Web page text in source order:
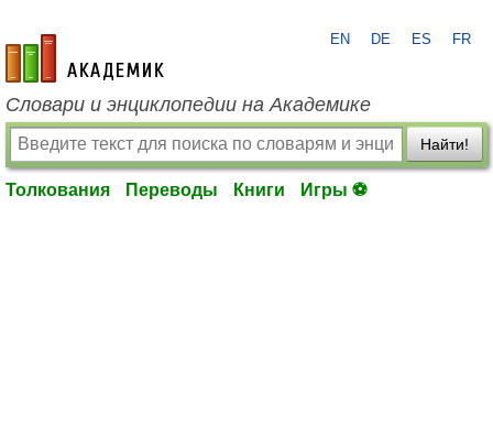
academic.ru
EN DE ES FR
Словари и энциклопедии на Академике
Найти!
Толкования Переводы Книги Игры ⚽